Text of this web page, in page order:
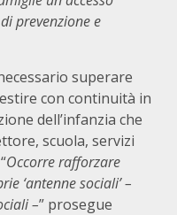
prevenzione e
superare
con continuità in
dell’infanzia che
scuola, servizi
Occorre rafforzare
‘antenne sociali’ –
–” prosegue